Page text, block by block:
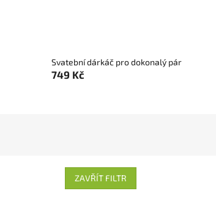
Svatební dárkáč pro dokonalý pár
749 Kč
ZAVŘÍT FILTR